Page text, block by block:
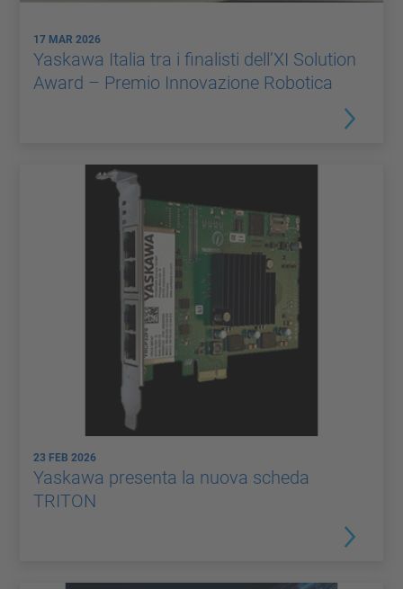
17 MAR 2026
Yaskawa Italia tra i finalisti dell’XI Solution
Award – Premio Innovazione Robotica
23 FEB 2026
Yaskawa presenta la nuova scheda
TRITON